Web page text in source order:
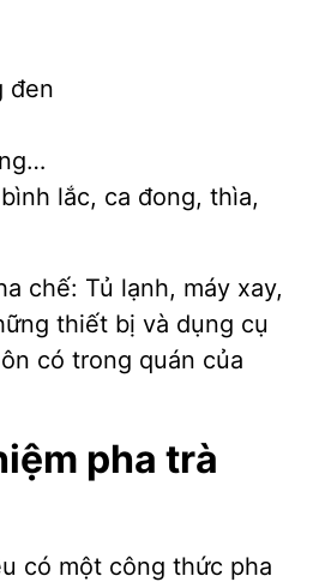
đen
lắc, ca đong, thìa,
chế: Tủ lạnh, máy xay,
thiết bị và dụng cụ
có trong quán của
pha trà
có một công thức pha